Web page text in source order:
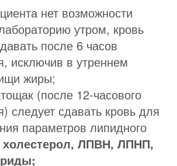
нет возможности
утром, кровь
после 6 часов
исключив в утреннем
жиры;
(после 12-часового
следует сдавать кровь для
параметров липидного
холестерол, ЛПВН, ЛПНП,